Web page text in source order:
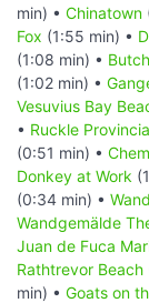
min) • Chinatown
Fox (1:55 min) •
(1:08 min) •
(1:02 min) •
Vesuvius Bay
• Ruckle
(0:51 min) •
Donkey at Work
(0:34 min) •
Wandgemälde
Juan de Fuca
Rathtrevor Beach
min) • Goats on